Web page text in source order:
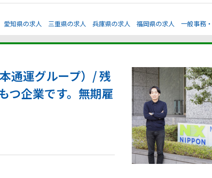
愛知県の求人 三重県の求人 兵庫県の求人 福岡県の求人 一般事務
通運グループ）/ 残
つ企業です。無期雇